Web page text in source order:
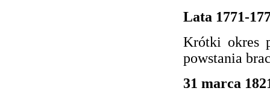
Lata 1771-
Krótki okres
powstania
31 marca